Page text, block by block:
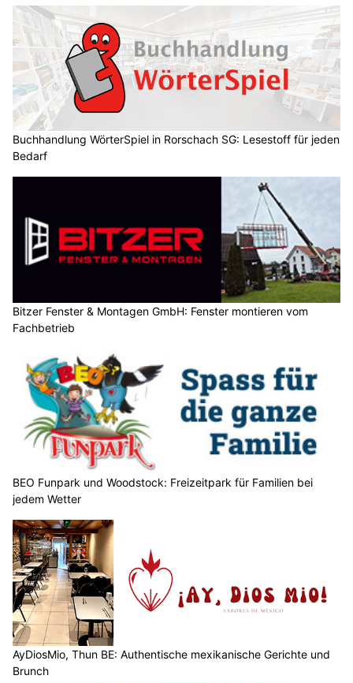
Buchhandlung WörterSpiel in Rorschach SG: Lesestoff für jeden
Bedarf
Bitzer Fenster & Montagen GmbH: Fenster montieren vom
Fachbetrieb
BEO Funpark und Woodstock: Freizeitpark für Familien bei
jedem Wetter
AyDiosMio, Thun BE: Authentische mexikanische Gerichte und
Brunch